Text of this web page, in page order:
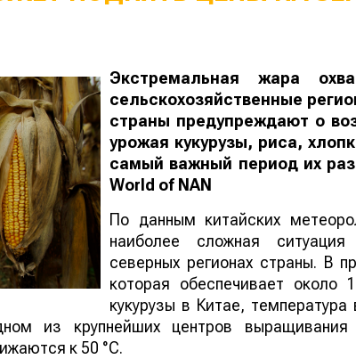
Экстремальная жара
сельскохозяйственные
страны предупреждают о
урожая кукурузы, риса,
самый важный период их
World of NAN
По данным китайских
наиболее сложная
северных регионах страны. В
которая обеспечивает около
кукурузы в Китае, температура
из крупнейших центров выращивания
к 50 °C.